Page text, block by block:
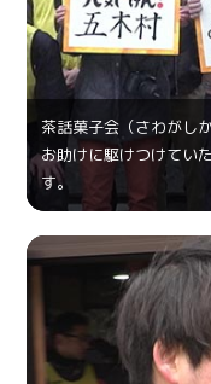
茶話菓⼦会（さわがし
お助けに駆けつけてい
す。